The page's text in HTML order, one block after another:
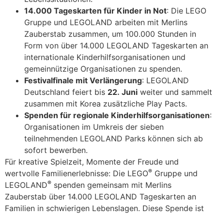
14.000 Tageskarten für Kinder in Not: Die LEGO
Gruppe und LEGOLAND arbeiten mit Merlins
Zauberstab zusammen, um 100.000 Stunden in
Form von über 14.000 LEGOLAND Tageskarten an
internationale Kinderhilfsorganisationen und
gemeinnützige Organisationen zu spenden.
Festivalfinale mit Verlängerung: LEGOLAND
Deutschland feiert bis 22. Juni weiter und sammelt
zusammen mit Korea zusätzliche Play Pacts.
Spenden für regionale Kinderhilfsorganisationen:
Organisationen im Umkreis der sieben
teilnehmenden LEGOLAND Parks können sich ab
sofort bewerben.
Für kreative Spielzeit, Momente der Freude und
wertvolle Familienerlebnisse: Die LEGO® Gruppe und
LEGOLAND® spenden gemeinsam mit Merlins
Zauberstab über 14.000 LEGOLAND Tageskarten an
Familien in schwierigen Lebenslagen. Diese Spende ist